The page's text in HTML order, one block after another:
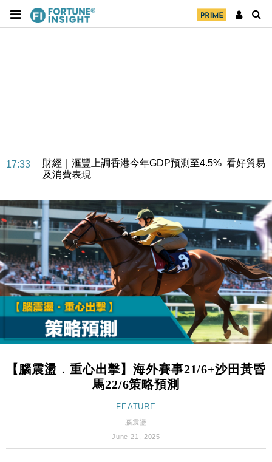
17:33
財經｜滙豐上調香港今年GDP預測至4.5% 看好貿易
及消費表現
損失近6900萬元
16:05
財經｜日經失守6.5萬點後回穩 全周仍升近2%
15:47
財經｜恒隆10月換帥 玩具「反」斗城亞洲CEO蔡德
粦接任
15:11
財經｜韓股反覆波動收跌 連挫7周創逾3年最長跌勢
13:44
財經｜內地7月美元計價出口增近24%勝預期 貿易順
差達1125億美元
12:44
財經｜日本春季三度入市撐日圓 4月單日斥6.28萬億
11:12
國際｜特朗普料美伊戰事快結束 承認部分彈藥庫存緊
財經｜SA售股自救後再出手 斥4億美元押注未上市公
財經｜華僑銀行上半年淨利創新高 中期息增15%至
47仙
【腦震盪．重心出擊】海外賽事21/6+沙田黃昏
馬22/6策略預測
FEATURE
腦震盪
June 21, 2025